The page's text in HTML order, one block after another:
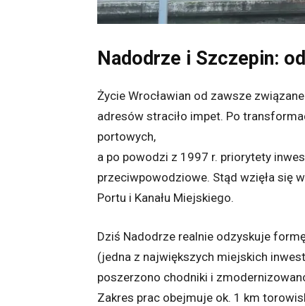
Nadodrze i Szczepin:
Życie Wrocławian od zawsze
adresów straciło impet. Po
portowych,
a po powodzi z 1997 r. priorytety
przeciwpowodziowe. Stąd wzięła się
Portu i Kanału Miejskiego.
Dziś Nadodrze realnie odzyskuje
(jedna z największych miejskich
poszerzono chodniki i
Zakres prac obejmuje ok. 1 km